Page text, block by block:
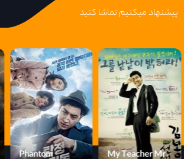
برای دانلود باید ثبت نام کنید یا وارد شویدپیشنهاد میکنیم تماشا کنید
My Teacher Mr.
Phantom